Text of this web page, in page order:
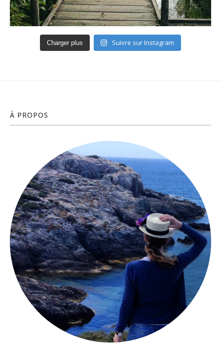
Charger plus Suivre sur Instagram
À PROPOS